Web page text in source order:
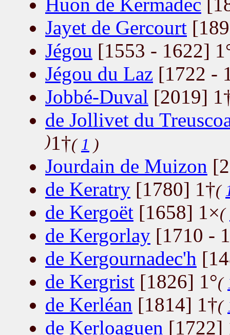
Huon de Kermadec
Jayet de Gercourt
Jégou [1553 - 1622]
Jégou du Laz [1722 -
Jobbé-Duval [2019]
de Jollivet du
)1†( 1 )
Jourdain de Muizon
de Keratry [1780] 1†(
de Kergoët [1658] 1×(
de Kergorlay [1710 -
de Kergournadec'h
de Kergrist [1826] 1°(
de Kerléan [1814] 1†(
de Kerloaguen [1722]